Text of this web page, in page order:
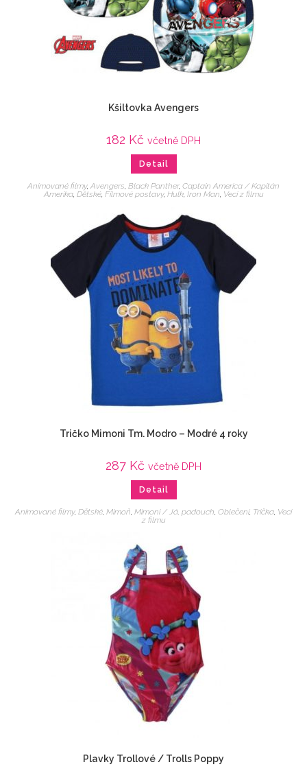
Kšiltovka Avengers
182 Kč včetně DPH
Detail
Animované filmy, Avengers, Black Panther, Captain America / Kapitán
Amerika, Dětské, Filmové postavy, Hulk, Iron Man, Veci z filmu
Tričko Mimoni Tm. Modro – Modré 4 roky
287 Kč včetně DPH
Detail
Animované filmy, Dětské Mimoň Mimoni / Já, padouch Oblečení, Trička Veci
z filmu
Plavky Trollové / Trolls Poppy